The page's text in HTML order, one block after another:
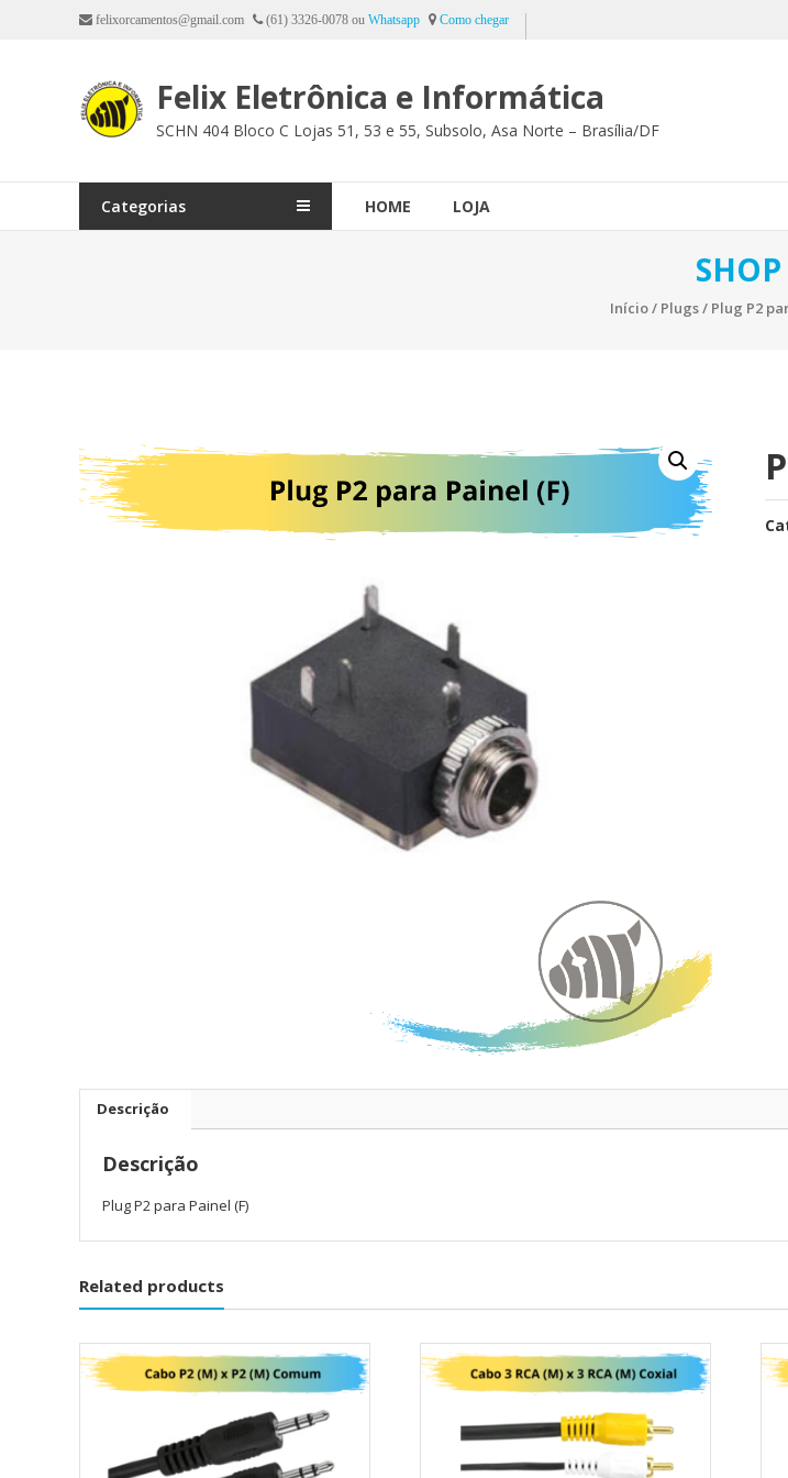
felixorcamentos@gmail.com (61) 3326-0078 ou Whatsapp Como chegar
Felix Eletrônica e Informática
SCHN 404 Bloco C Lojas 51, 53 e 55, Subsolo, Asa Norte – Brasília/DF
Categorias HOME LOJA
SHOP
Início/ Plugs/ Plug P2
Descrição
Descrição
Plug P2 para Painel (F)
Related products